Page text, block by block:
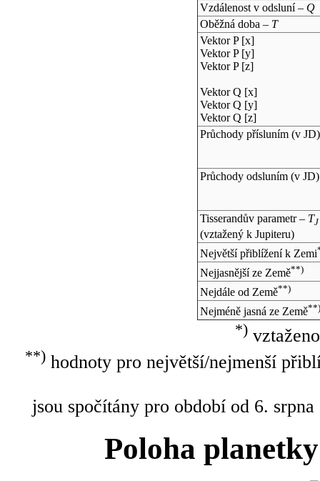
Vzdálenost v odsluní – Q
Oběžná doba – T
Vektor P [x]
Vektor P [y]
Vektor P [z]
Vektor Q [x]
Vektor Q [y]
Vektor Q [z]
Průchody přísluním (v JD)
Průchody odsluním (v JD)
Tisserandův parametr – TJ
(vztažený k Jupiteru)
Největší přiblížení k Zemi
Nejjasnější ze Země**)
Nejdále od Země**)
Nejméně jasná ze Země**)
*)
**)hodnoty pro největší/nejmenší
jsou spočítány pro období od 6.
Poloha